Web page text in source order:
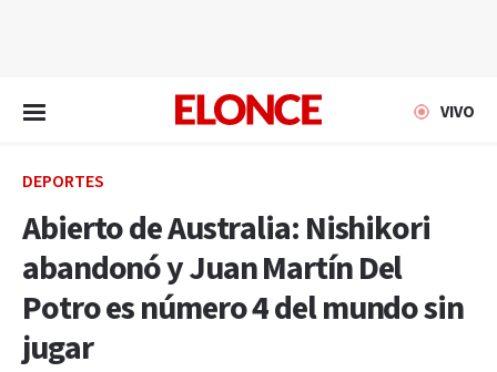
VIVO
DEPORTES
Abierto de Australia: Nishikori
abandonó y Juan Martín Del
Potro es número 4 del mundo sin
jugar